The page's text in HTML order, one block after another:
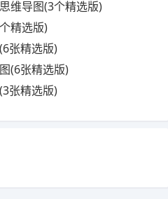
维导图(3个精选版)
精选版)
张精选版)
(6张精选版)
张精选版)